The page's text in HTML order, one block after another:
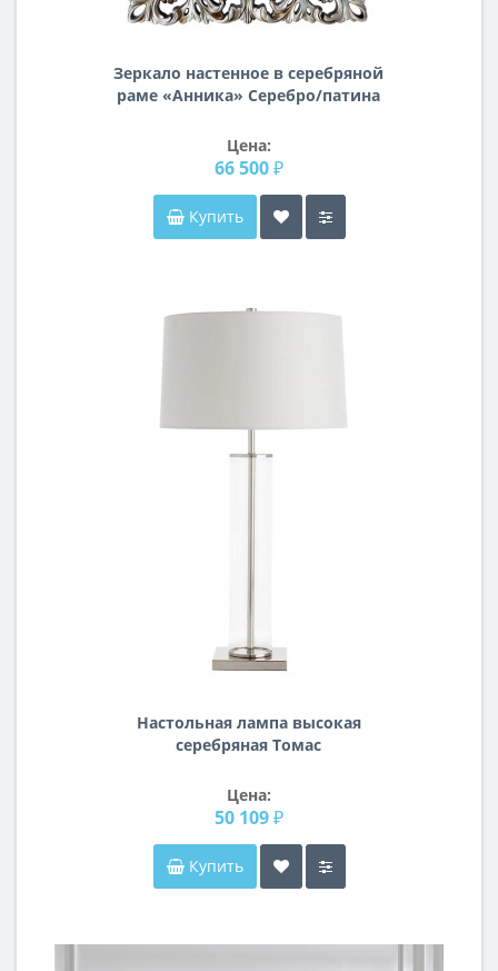
Зеркало настенное в серебряной
раме «Анника» Серебро/патина
Цена:
66 500 ₽
Купить
Настольная лампа высокая
серебряная Томас
Цена:
50 109 ₽
Купить